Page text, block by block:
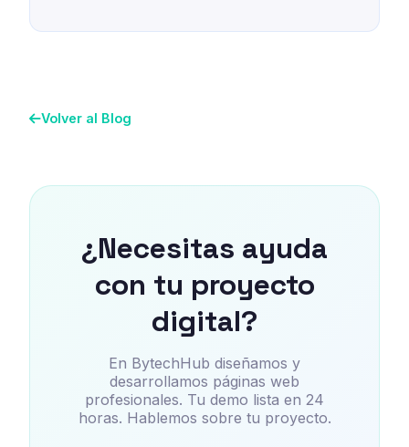
Volver al Blog
¿Necesitas ayuda
con tu proyecto
digital?
En BytechHub diseñamos y
desarrollamos páginas web
profesionales. Tu demo lista en 24
horas. Hablemos sobre tu proyecto.